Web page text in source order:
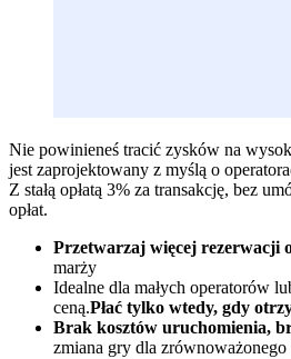
Nie powinieneś tracić zysków na
jest zaprojektowany z myślą o
Z stałą opłatą 3% za transakcję, bez
opłat.
Przetwarzaj więcej rezerwacji
marży
Idealne dla małych operatorów
ceną.Płać tylko wtedy, gdy
Brak kosztów uruchomienia,
zmiana gry dla zrównoważonego